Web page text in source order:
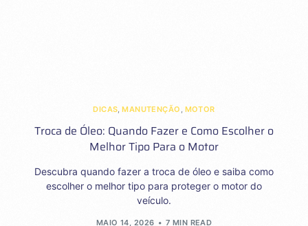
DICAS,MANUTENÇÃO , MOTOR
Troca de Óleo: Quando Fazer e Como Escolher o
Melhor Tipo Para o Motor
Descubra quando fazer a troca de óleo e saiba como
escolher o melhor tipo para proteger o motor do
veículo.
MAIO 14, 2026 7 MIN READ